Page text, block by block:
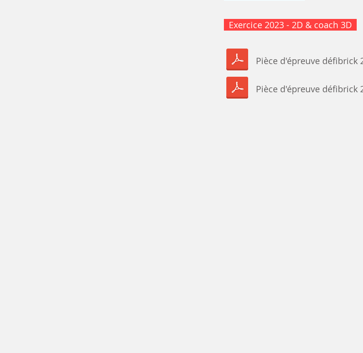
Exercice 2023 - 2D & coach 3D
Pièce d'épreuve défibrick
Pièce d'épreuve défibrick